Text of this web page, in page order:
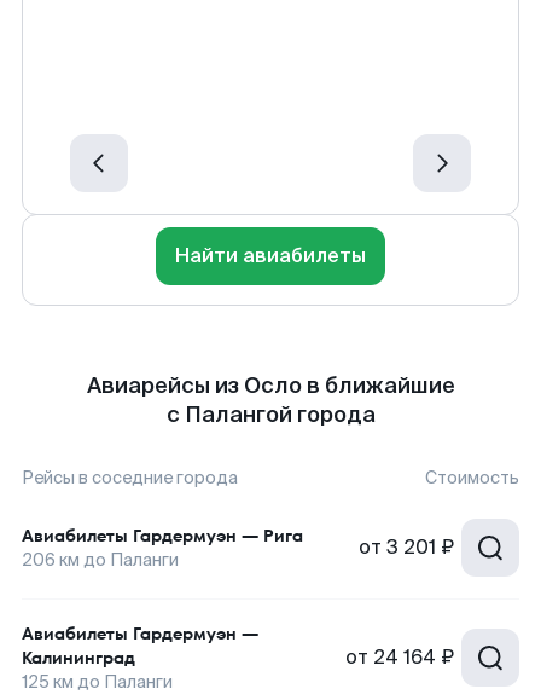
Найти авиабилеты
Авиарейсы из Осло в ближайшие
с Палангой города
Рейсы в соседние города Стоимость
Авиабилеты Гардермуэн — Рига
206 км до Паланги от 3 201 ₽
Авиабилеты Гардермуэн —
Калининград
125 км до Паланги
от 24 164 ₽